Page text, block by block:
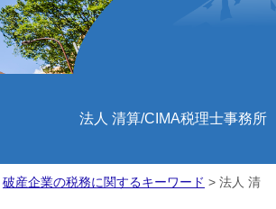
法人 清算/CIMA税理士事務所
破産企業の税務に関するキーワード > 法人 清